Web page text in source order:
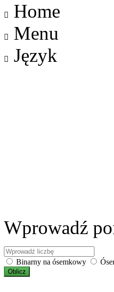
 Home
 Menu
 Język
Wprowadź
Binarny na ósemkowy
Oblicz